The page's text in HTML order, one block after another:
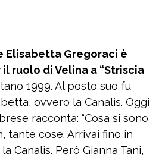
Elisabetta Gregoraci è
ruolo di Velina a “Striscia
1999. Al posto suo fu
ovvero la Canalis. Oggi
racconta: “Cosa si sono
tante cose. Arrivai fino in
Canalis. Però Gianna Tani,